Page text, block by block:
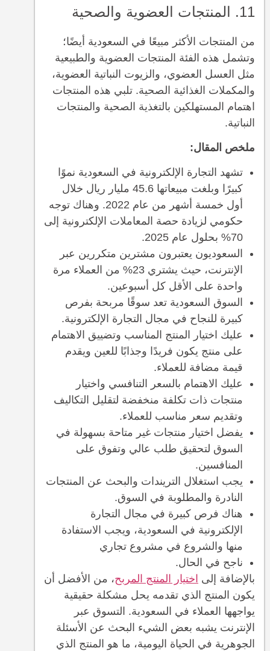
11. المنتجات العضوية والصحية
من المنتجات الأكثر مبيعًا في السعودية أيضًا؛
وتشمل هذه الفئة المنتجات العضوية والطبيعية
مثل العسل العضوي، والزيوت النباتية العضوية،
والمكملات الغذائية الصحية. تلبي هذه المنتجات
اهتمام المستهلكين بالتغذية الصحية والمنتجات
النباتية.
ملخص المقال:
تشهد التجارة الإلكترونية في السعودية نموًا
كبيرًا وبلغت مبيعاتها 45.6 مليار ريال خلال
أول خمسة أشهر من عام 2022. وهناك توجه
حكومي لزيادة حصة المعاملات الإلكترونية إلى
70% بحلول عام 2025.
السعوديون يعتبرون مشترين متكررين عبر
الإنترنت، حيث يشتري 23% من العملاء مرة
واحدة على الأقل كل أسبوعين.
السوق السعودية تعد سوقًا مربحة بفرص
كبيرة للنجاح في مجال التجارة الإلكترونية.
عليك اختيار المنتج المناسب وتضييق الاهتمام
على منتج يكون فريدًا وجذابًا للعين ويقدم
قيمة مضافة للعملاء.
عليك الاهتمام بالسعر التنافسي واختيار
منتجات ذات تكلفة منخفضة لتقليل التكاليف
وتقديم سعر مناسب للعملاء.
يفضل اختيار منتجات غير متاحة بسهولة في
السوق لتحقيق طلب عالي وتفوق على
المنافسين.
يجب استغلال التريندات والبحث عن المنتجات
النادرة والمطلوبة في السوق.
هناك فرص كبيرة في مجال التجارة
الإلكترونية في السعودية، ويجب الاستفادة
منها والشروع في مشروع تجاري
ناجح في الحال.
بالإضافة إلى اختيار المنتج المربح، من الأفضل أن
يكون المنتج الذي تقدمه يحل مشكلة حقيقية
يواجهها العملاء في السعودية. التسوق عبر
الإنترنت يشبه بعض الشيء البحث عن الأسئلة
الجوهرية في الحياة اليومية، ما هو المنتج الذي